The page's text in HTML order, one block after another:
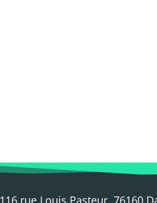
116 rue Louis Pasteur, 76160